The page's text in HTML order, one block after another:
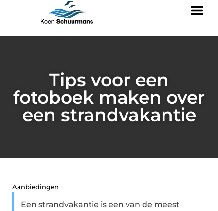
Tips voor een
fotoboek maken over
een strandvakantie
Aanbiedingen
Een strandvakantie is een van de meest